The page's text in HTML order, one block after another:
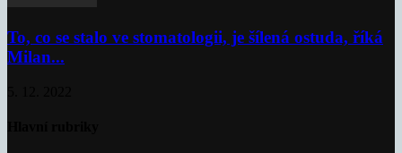
To, co se stalo ve stomatologii, je šílená ostuda, říká
Milan...